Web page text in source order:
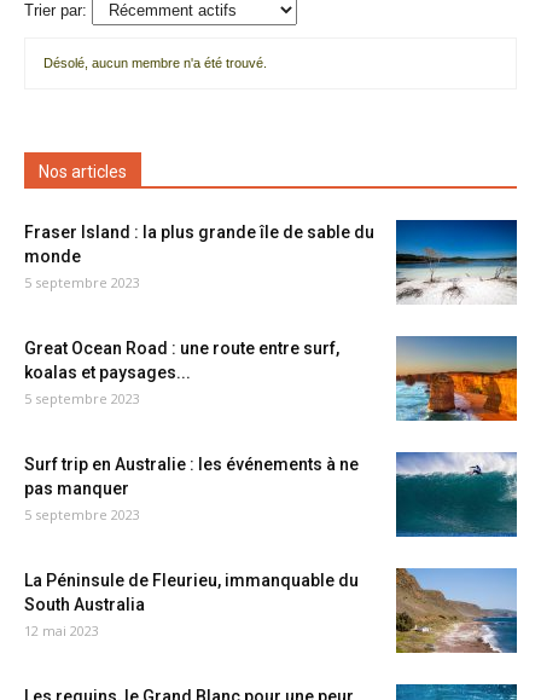
Trier par:
amis
Désolé, aucun membre n'a été trouvé.
Nos articles
Fraser Island : la plus grande île de sable du
monde
5 septembre 2023
Great Ocean Road : une route entre surf,
koalas et paysages...
5 septembre 2023
Surf trip en Australie : les événements à ne
pas manquer
5 septembre 2023
La Péninsule de Fleurieu, immanquable du
South Australia
12 mai 2023